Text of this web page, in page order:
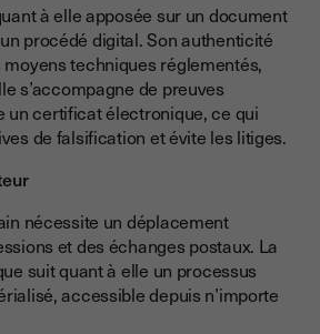
à elle apposée sur un document
procédé digital. Son authenticité
techniques réglementés,
s’accompagne de preuves
un certificat électronique, ce qui
de falsification et évite les litiges.
nécessite un déplacement
et des échanges postaux. La
suit quant à elle un processus
accessible depuis n’importe